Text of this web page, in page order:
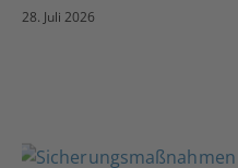
28. Juli 2026